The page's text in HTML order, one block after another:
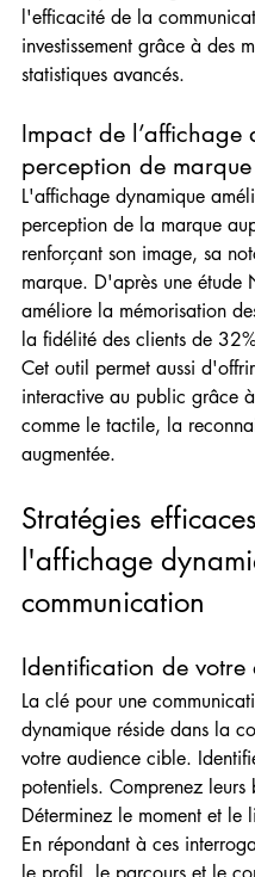
l'efficacité de la
investissement grâce à des
statistiques avancés.
Impact de l’affichage
perception de marque
L'affichage dynamique
perception de la marque
renforçant son image, sa
marque. D'après une
améliore la mémorisation
la fidélité des clients de
Cet outil permet aussi
interactive au public grâce
comme le tactile, la
augmentée.
Stratégies
l'affichage
communication
Identification de
La clé pour une
dynamique réside dans la
votre audience cible.
potentiels. Comprenez leurs
Déterminez le moment et le
En répondant à ces